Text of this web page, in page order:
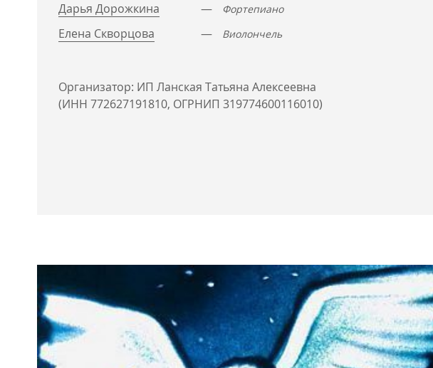
Дарья Дорожкина — Фортепиано
Елена Скворцова — Виолончель
Организатор: ИП Ланская Татьяна Алексеевна
(ИНН 772627191810, ОГРНИП 319774600116010)